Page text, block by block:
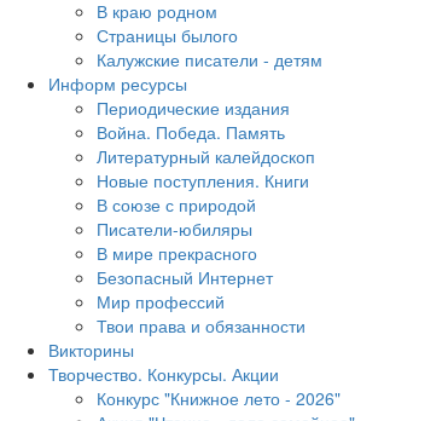
В краю родном
Страницы былого
Калужские писатели - детям
Информ ресурсы
Периодические издания
Война. Победа. Память
Литературный калейдоскоп
Новые поступления. Книги
В союзе с природой
Писатели-юбиляры
В мире прекрасного
Безопасный Интернет
Мир профессий
Твои права и обязанности
Викторины
Творчество. Конкурсы. Акции
Конкурс "Книжное лето - 2026"